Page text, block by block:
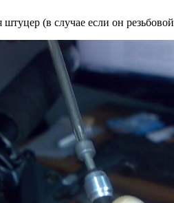
штуцер (в случае если он